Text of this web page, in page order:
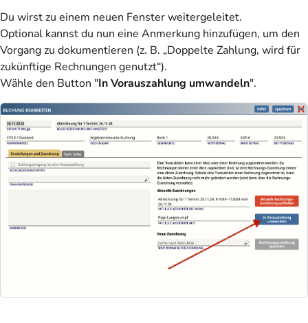
Du wirst zu einem neuen Fenster weitergeleitet.
Optional kannst du nun eine Anmerkung hinzufügen, um den
Vorgang zu dokumentieren (z. B. „Doppelte Zahlung, wird für
zukünftige Rechnungen genutzt“).
Wähle den Button "In Vorauszahlung umwandeln".